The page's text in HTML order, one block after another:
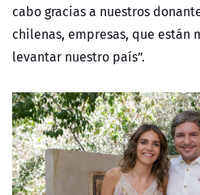
cabo gracias a nuestros
chilenas, empresas, que
levantar nuestro país”.